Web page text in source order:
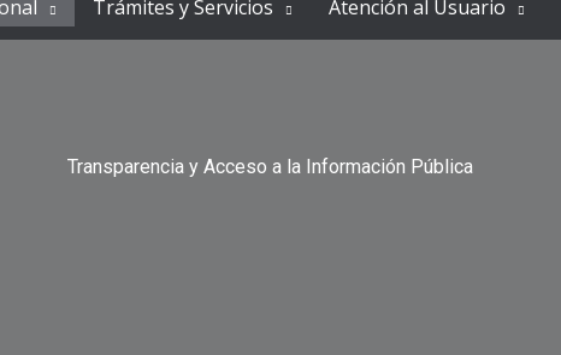
Trámites y Servicios Atención al Usuario
Transparencia y Acceso a la Información Pública